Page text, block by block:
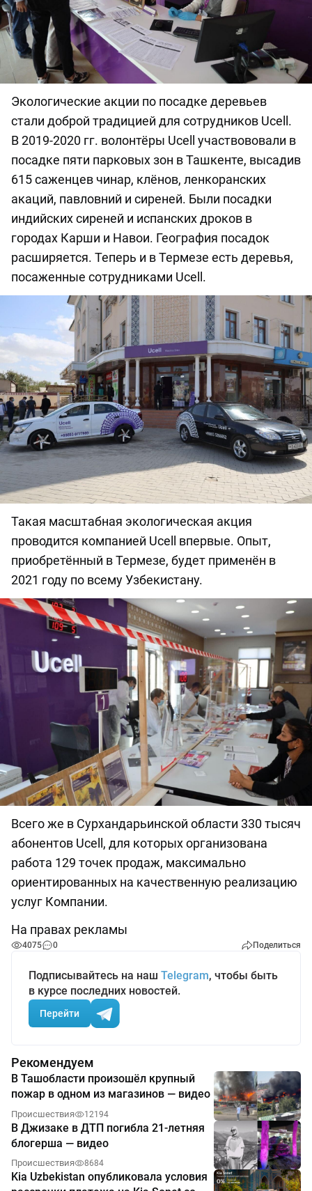
Экологические акции по посадке деревьев
стали доброй традицией для сотрудников Ucell.
В 2019-2020 гг. волонтёры Ucell участвововали в
посадке пяти парковых зон в Ташкенте, высадив
615 саженцев чинар, клёнов, ленкоранских
акаций, павловний и сиреней. Были посадки
индийских сиреней и испанских дроков в
городах Карши и Навои. География посадок
расширяется. Теперь и в Термезе есть деревья,
посаженные сотрудниками Ucell.
Такая масштабная экологическая акция
проводится компанией Ucell впервые. Опыт,
приобретённый в Термезе, будет применён в
2021 году по всему Узбекистану.
Всего же в Сурхандарьинской области 330 тысяч
абонентов Ucell, для которых организована
работа 129 точек продаж, максимально
ориентированных на качественную реализацию
услуг Компании.
На правах рекламы
4075 0 Поделиться
Подписывайтесь на наш Telegram, чтобы быть
в курсе последних новостей.
Перейти
Рекомендуем
В Ташобласти произошёл крупный
пожар в одном из магазинов — видео
Происшествия 12194
В Джизаке в ДТП погибла 21-летняя
блогерша — видео
Происшествия 8684
Kia Uzbekistan опубликовала условия